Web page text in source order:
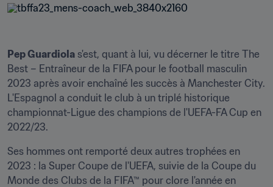
Pep Guardiola s'est, quant à lui, vu décerner le titre The
Best – Entraîneur de la FIFA pour le football masculin
2023 après avoir enchaîné les succès à Manchester City.
L'Espagnol a conduit le club à un triplé historique
championnat-Ligue des champions de l'UEFA-FA Cup en
2022/23.
Ses hommes ont remporté deux autres trophées en
2023 : la Super Coupe de l'UEFA, suivie de la Coupe du
Monde des Clubs de la FIFA™ pour clore l'année en